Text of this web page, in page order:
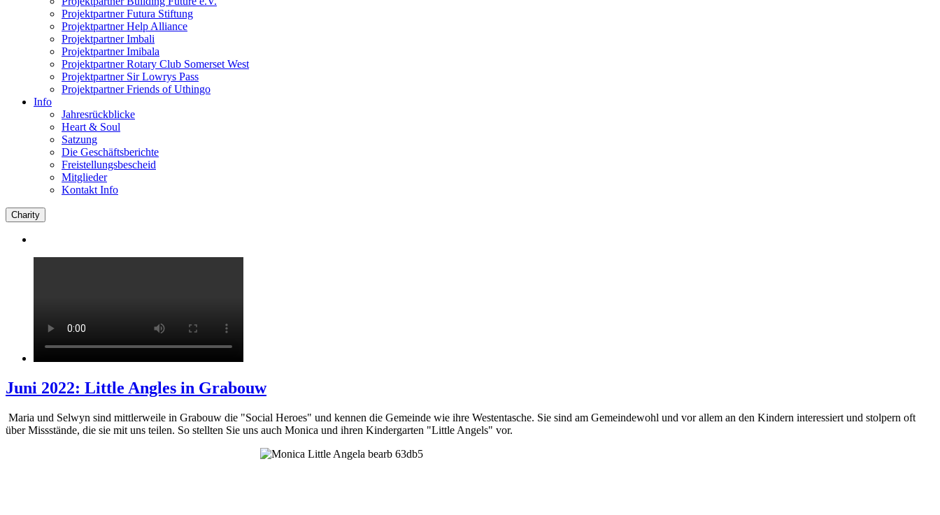
Projektpartner Futura Stiftung
Projektpartner Help Alliance
Projektpartner Imbali
Projektpartner Imibala
Projektpartner Rotary Club Somerset West
Projektpartner Sir Lowrys Pass
Projektpartner Friends of Uthingo
Info
Jahresrückblicke
Heart & Soul
Satzung
Die Geschäftsberichte
Freistellungsbescheid
Mitglieder
Kontakt Info
Charity
Juni 2022: Little Angles in Grabouw
Maria und Selwyn sind mittlerweile in Grabouw die "Social Heroes" und kennen die Gemeinde wie ihre Westentasche. Sie sind am Gemeindewohl und vor allem an den Kindern interessiert und stolpern oft
über Missstände, die sie mit uns teilen. So stellten Sie uns auch Monica und ihren Kindergarten "Little Angels" vor.